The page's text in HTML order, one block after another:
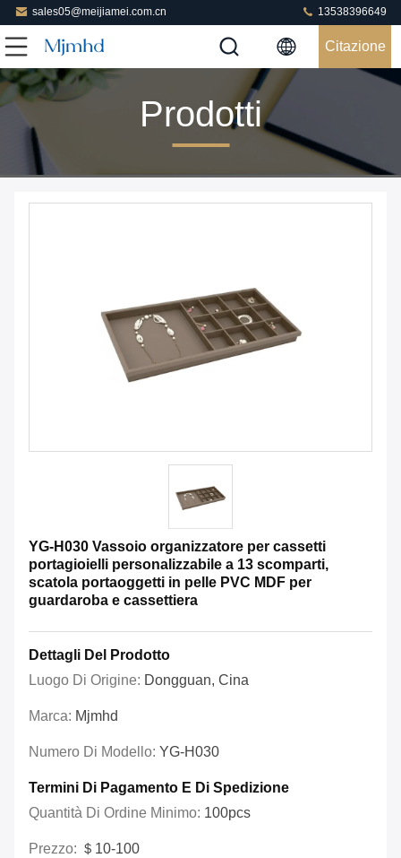
sales05@meijiamei.com.cn 13538396649
Citazione
Prodotti
YG-H030 Vassoio organizzatore per cassetti
portagioielli personalizzabile a 13 scomparti,
scatola portaoggetti in pelle PVC MDF per
guardaroba e cassettiera
Dettagli Del Prodotto
Luogo Di Origine: Dongguan, Cina
Marca: Mjmhd
Numero Di Modello: YG-H030
Termini Di Pagamento E Di Spedizione
Quantità Di Ordine Minimo: 100pcs
Prezzo: ＄10-100